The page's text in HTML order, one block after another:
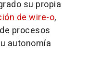
su propia
de wire-o,
procesos
autonomía